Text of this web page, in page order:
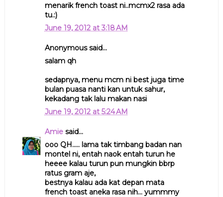
menarik french toast ni..mcmx2 rasa ada
tu.:)
June 19, 2012 at 3:18 AM
Anonymous said...
salam qh
sedapnya, menu mcm ni best juga time
bulan puasa nanti kan untuk sahur,
kekadang tak lalu makan nasi
June 19, 2012 at 5:24 AM
Amiesaid...
ooo QH..... lama tak timbang badan nan
montel ni, entah naok entah turun he
heeee kalau turun pun mungkin bbrp
ratus gram aje,
bestnya kalau ada kat depan mata
french toast aneka rasa nih... yummmy